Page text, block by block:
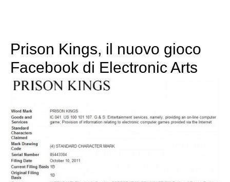
Prison Kings, il nuovo gioco
Facebook di Electronic Arts